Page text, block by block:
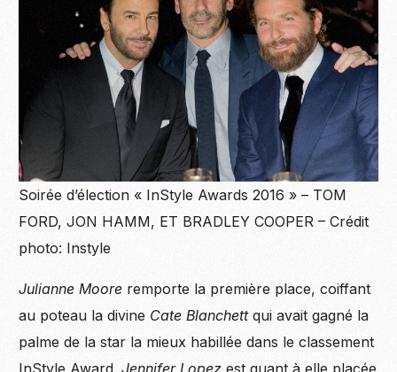
Soirée d’élection « InStyle Awards 2016 » – TOM
FORD, JON HAMM, ET BRADLEY COOPER – Crédit
photo: Instyle
Julianne Moore remporte la première place, coiffant
au poteau la divine Cate Blanchettqui avait gagné la
palme de la star la mieux habillée dans le classement
InStyle Award.Jennifer Lopez est quant à elle placée